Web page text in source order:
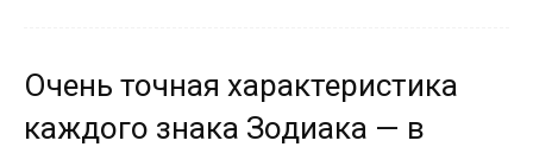
Очень точная характеристика
каждого знака Зодиака — в